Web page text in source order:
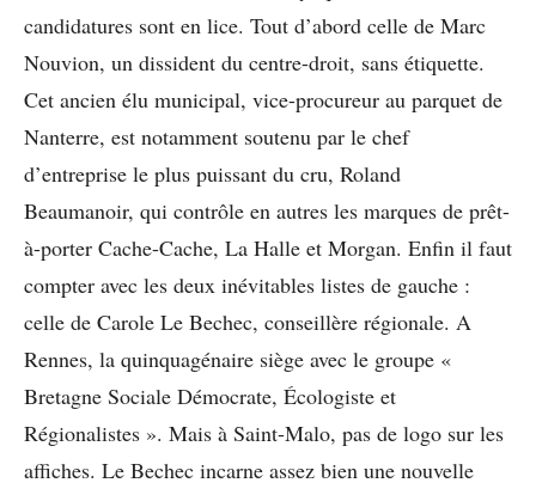
candidatures sont en lice. Tout d’abord celle de Marc
Nouvion, un dissident du centre-droit, sans étiquette.
Cet ancien élu municipal, vice-procureur au parquet de
Nanterre, est notamment soutenu par le chef
d’entreprise le plus puissant du cru, Roland
Beaumanoir, qui contrôle en autres les marques de prêt-
à-porter Cache-Cache, La Halle et Morgan. Enfin il faut
compter avec les deux inévitables listes de gauche :
celle de Carole Le Bechec, conseillère régionale. A
Rennes, la quinquagénaire siège avec le groupe «
Bretagne Sociale Démocrate, Écologiste et
Régionalistes ». Mais à Saint-Malo, pas de logo sur les
affiches. Le Bechec incarne assez bien une nouvelle